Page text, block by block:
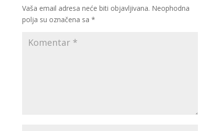
Vaša email adresa neće biti objavljivana. Neophodna
polja su označena sa *